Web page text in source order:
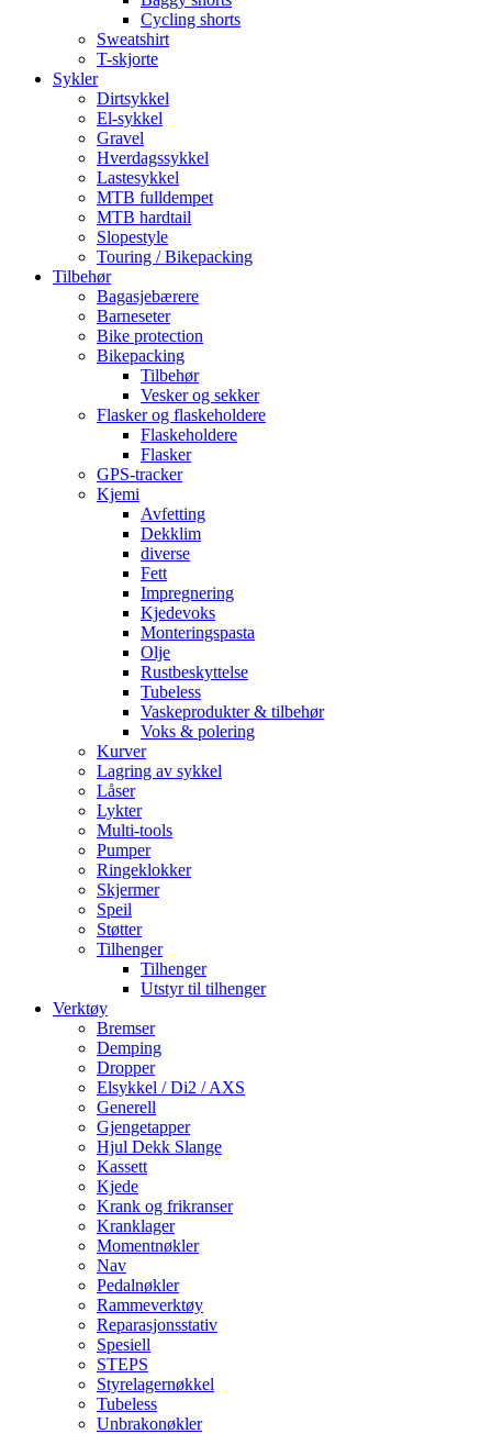
Cycling shorts
Sweatshirt
T-skjorte
Sykler
Dirtsykkel
El-sykkel
Gravel
Hverdagssykkel
Lastesykkel
MTB fulldempet
MTB hardtail
Slopestyle
Touring / Bikepacking
Tilbehør
Bagasjebærere
Barneseter
Bike protection
Bikepacking
Tilbehør
Vesker og sekker
Flasker og flaskeholdere
Flaskeholdere
Flasker
GPS-tracker
Kjemi
Avfetting
Dekklim
diverse
Fett
Impregnering
Kjedevoks
Monteringspasta
Olje
Rustbeskyttelse
Tubeless
Vaskeprodukter & tilbehør
Voks & polering
Kurver
Lagring av sykkel
Låser
Lykter
Multi-tools
Pumper
Ringeklokker
Skjermer
Speil
Støtter
Tilhenger
Tilhenger
Utstyr til tilhenger
Verktøy
Bremser
Demping
Dropper
Elsykkel / Di2 / AXS
Generell
Gjengetapper
Hjul Dekk Slange
Kassett
Kjede
Krank og frikranser
Kranklager
Momentnøkler
Nav
Pedalnøkler
Rammeverktøy
Reparasjonsstativ
Spesiell
STEPS
Styrelagernøkkel
Tubeless
Unbrakonøkler